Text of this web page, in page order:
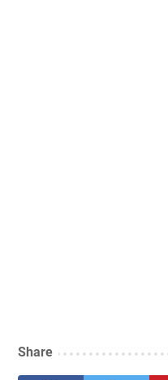
Share